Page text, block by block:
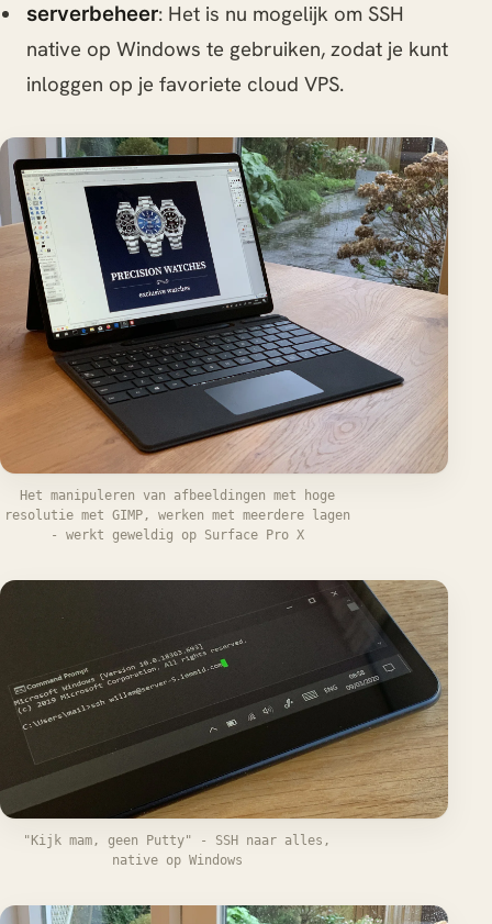
serverbeheer: Het is nu mogelijk om SSH
native op Windows te gebruiken, zodat je kunt
inloggen op je favoriete cloud VPS.
Het manipuleren van afbeeldingen met hoge
resolutie met GIMP, werken met meerdere lagen
- werkt geweldig op Surface Pro X
"Kijk mam, geen Putty" - SSH naar alles,
native op Windows